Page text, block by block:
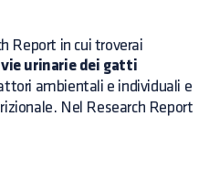
Report in cui troverai
urinarie dei gatti
ambientali e individuali e
Nel Research Report